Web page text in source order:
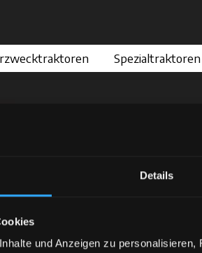
Details
und Anzeigen zu
Spezialtraktoren